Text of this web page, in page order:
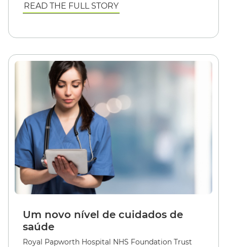
READ THE FULL STORY
Um novo nível de cuidados de
saúde
Royal Papworth Hospital NHS Foundation Trust